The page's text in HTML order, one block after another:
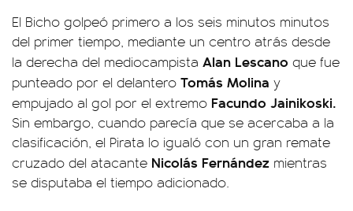
El Bicho golpeó primero a los seis minutos minutos
del primer tiempo, mediante un centro atrás desde
la derecha del mediocampista Alan Lescano que fue
punteado por el delantero Tomás Molina y
empujado al gol por el extremo Facundo Jainikoski.
Sin embargo, cuando parecía que se acercaba a la
clasificación, el Pirata lo igualó con un gran remate
cruzado del atacante Nicolás Fernández mientras
se disputaba el tiempo adicionado.